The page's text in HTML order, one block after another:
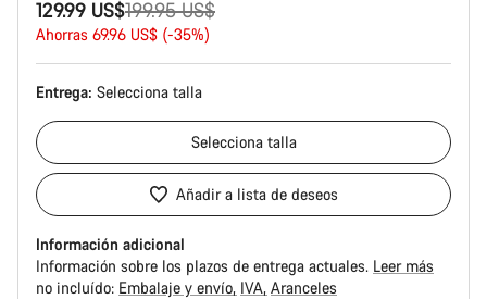
129.99 US$
Precio
original
199.95 US$
Ahorras 69.96 US$ (-35%)
Entrega: Selecciona talla
Selecciona talla
Añadir a lista de deseos
Información adicional
Información sobre los plazos de entrega actuales. Leer más
no incluído: Embalaje y envío IVA Aranceles